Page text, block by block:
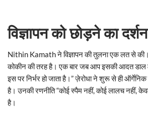
विज्ञापन को छोड़ने का दर्शन
Nithin Kamath ने विज्ञापन की तुलना एक लत से की।
कोकीन की तरह है। एक बार जब आप इसकी आदत डाल
इस पर निर्भर हो जाता है।” ज़ेरोधा ने शुरू से ही ऑर्गेनिक
है। उनकी रणनीति “कोई स्पैम नहीं, कोई लालच नहीं,
है।